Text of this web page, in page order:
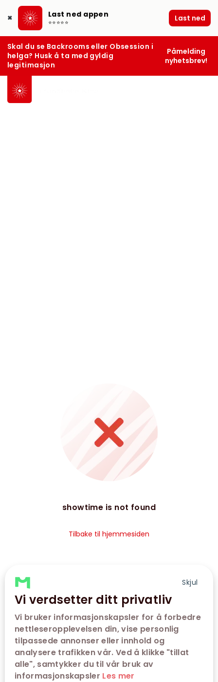
Skjul
Vi verdsetter ditt privatliv
Vi bruker informasjonskapsler for å forbedre
nettleseropplevelsen din, vise personlig
tilpassede annonser eller innhold og
analysere trafikken vår. Ved å klikke "tillat
alle", samtykker du til vår bruk av
informasjonskapsler Les mer
✖ Last ned appen
⭐⭐⭐⭐⭐ Last ned
Skal du se Backrooms eller Obsession i
helga? Husk å ta med gyldig
legitimasjon
Påmelding
nyhetsbrev!
showtime is not found
Tilbake til hjemmesiden